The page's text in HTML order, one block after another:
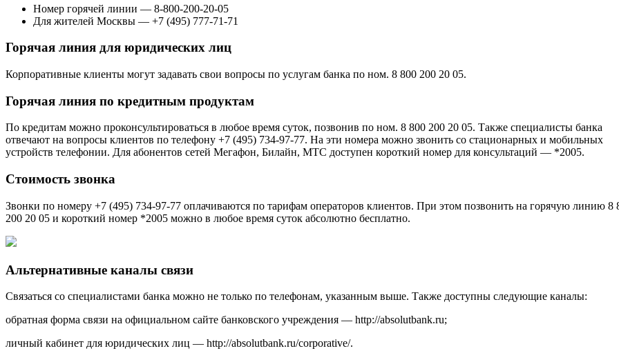
Номер горячей линии — 8-800-200-20-05
Для жителей Москвы — +7 (495) 777-71-71
Горячая линия для юридических лиц
Корпоративные клиенты могут задавать свои вопросы по услугам банка по ном. 8 800 200 20 05.
Горячая линия по кредитным продуктам
По кредитам можно проконсультироваться в любое время суток, позвонив по ном. 8 800 200 20 05. Также специалисты банка
отвечают на вопросы клиентов по телефону +7 (495) 734-97-77. На эти номера можно звонить со стационарных и мобильных
устройств телефонии. Для абонентов сетей Мегафон, Билайн, МТС доступен короткий номер для консультаций — *2005.
Стоимость звонка
Звонки по номеру +7 (495) 734-97-77 оплачиваются по тарифам операторов клиентов. При этом позвонить на горячую линию 8
200 20 05 и короткий номер *2005 можно в любое время суток абсолютно бесплатно.
Альтернативные каналы связи
Связаться со специалистами банка можно не только по телефонам, указанным выше. Также доступны следующие каналы:
обратная форма связи на официальном сайте банковского учреждения — http://absolutbank.ru;
личный кабинет для юридических лиц — http://absolutbank.ru/corporative/.